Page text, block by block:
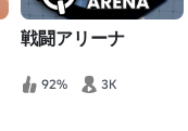
戦闘アリーナ
92% 3K